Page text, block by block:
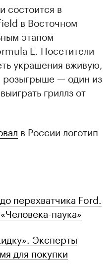
состоится в
в Восточном
этапом
E. Посетители
украшения вживую,
розыгрыше — один из
гриллз от
в России логотип
перехватчика Ford.
паука»
Эксперты
для покупки